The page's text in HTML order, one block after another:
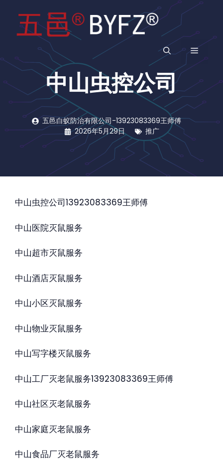
菜
中山虫控公司
五邑白蚁防治有限公司-13923083369王师傅
2026年5月29日
推广
中山虫控公司13923083369王师傅
中山医院灭鼠服务
中山超市灭鼠服务
中山酒店灭鼠服务
中山小区灭鼠服务
中山物业灭鼠服务
中山写字楼灭鼠服务
中山工厂灭老鼠服务13923083369王师傅
中山社区灭老鼠服务
中山家庭灭老鼠服务
中山食品厂灭老鼠服务